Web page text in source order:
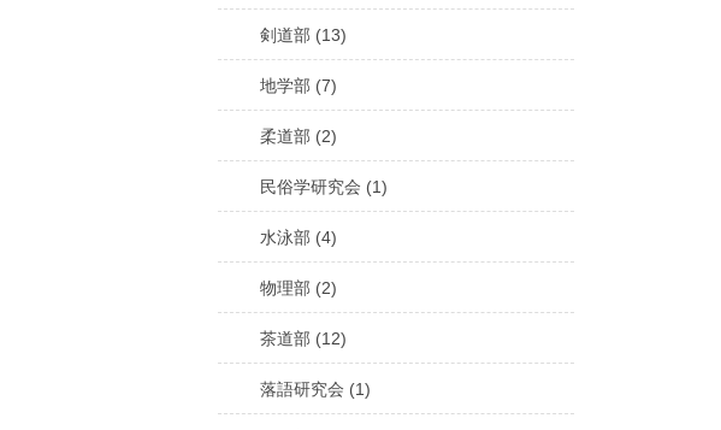
剣道部 (13)
地学部 (7)
柔道部 (2)
民俗学研究会 (1)
水泳部 (4)
物理部 (2)
茶道部 (12)
落語研究会 (1)